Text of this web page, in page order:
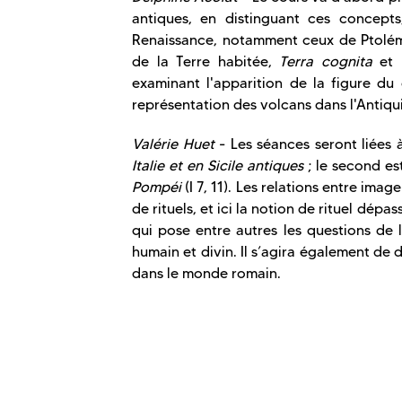
antiques, en distinguant ces
Renaissance, notamment ceux de
de la Terre habitée,
Terra cognitaet
examinant l'apparition de la figure
représentation des volcans dans
Valérie Huet- Les séances seront liées
Italie et en Sicile antiques; le second
Pompéi(I 7, 11). Les relations entre
de rituels, et ici la notion de rituel
qui pose entre autres les questions
humain et divin. Il s’agira également
dans le monde romain.